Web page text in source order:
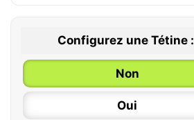
Configurez une Tétine :
Non
Oui